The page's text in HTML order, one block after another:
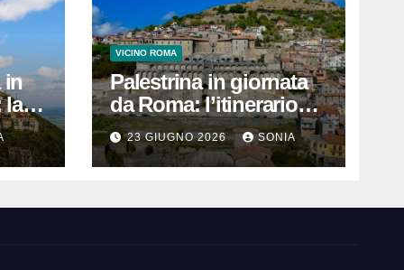
in
la
VICINO ROMA
Palestrina in giornata
da Roma: l’itinerario
pratico per vedere
Santuario, Museo e
centro storico
23 GIUGNO 2026 SONIA